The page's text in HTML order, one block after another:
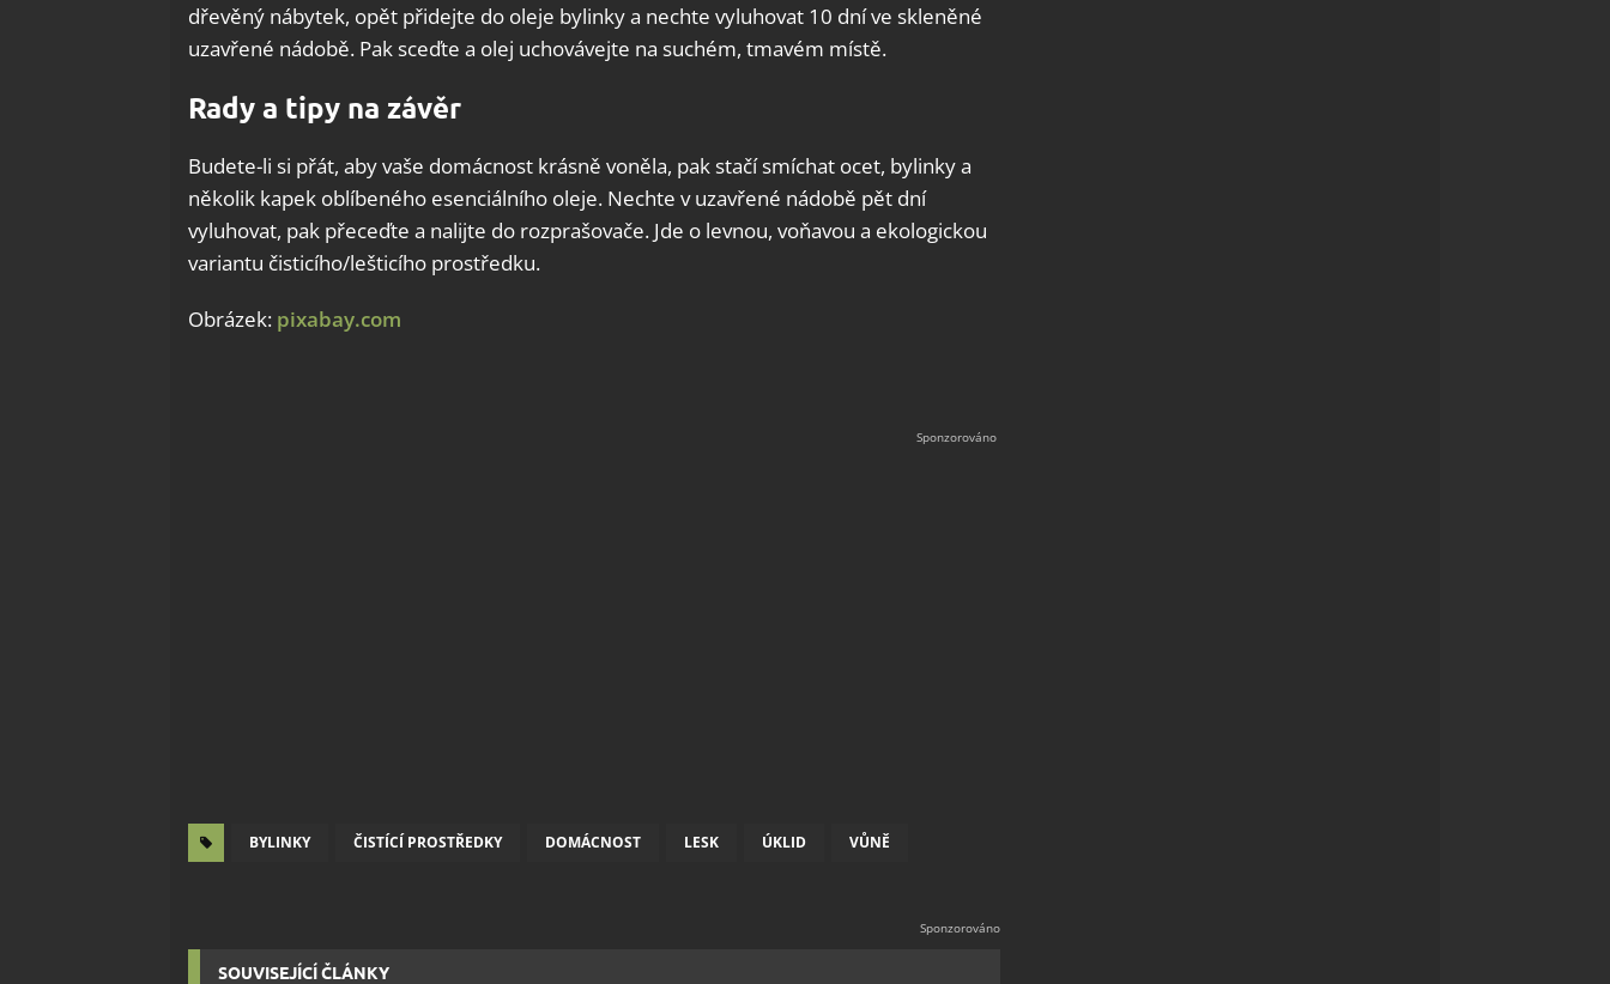
dřevěný nábytek, opět přidejte do oleje bylinky a nechte vyluhovat 10 dní ve skleněné
uzavřené nádobě. Pak sceďte a olej uchovávejte na suchém, tmavém místě.
Rady a tipy na závěr
Budete-li si přát, aby vaše domácnost krásně voněla, pak stačí smíchat ocet, bylinky a
několik kapek oblíbeného esenciálního oleje. Nechte v uzavřené nádobě pět dní
vyluhovat, pak přeceďte a nalijte do rozprašovače. Jde o levnou, voňavou a ekologickou
variantu čisticího/lešticího prostředku.
Obrázek: pixabay.com
BYLINKY ČISTÍCÍ PROSTŘEDKY DOMÁCNOST LESK ÚKLID VŮNĚ
SOUVISEJÍCÍ ČLÁNKY